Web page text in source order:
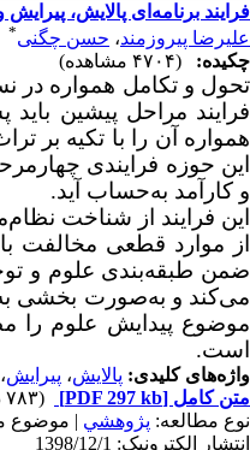
فرایند برنامه‌ای پالایش،
علیرضا پیروزمند، حسن چگنی*
چکیده: (۴۷۰۴ مشاهده)
تحول و تکامل همواره در
فرایند مراحل پیشین
همواره آن را با تکیه بر
این حوزه فرایندی
و کارآمد به‌حساب آید.
این فرایند از شناخت
از موارد قطعی مخالفت
ضمن طبقه‌بندی علوم و
می‌کند و به‌صورت بخشی به
موضوع پیدایش علوم را
است.
واژه‌های کلیدی: پالایش، پیرایش،
متن کامل [PDF 297 kb]
(۷۸۳ دریافت)
نوع مطالعه: پژوهشي | موضوع
انتشار الکترونیک: 1398/12/1